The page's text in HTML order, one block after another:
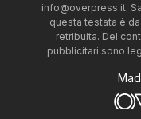
info@overpress.it.
questa testata è
retribuita. Del
pubblicitari sono